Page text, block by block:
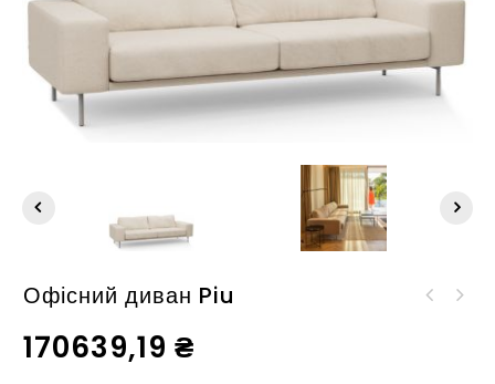
Офісний диван Piu
170639,19 ₴